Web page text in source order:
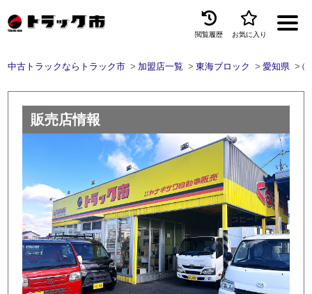
トラック買取
トラック市とは
加盟店一覧
お問い合わせ
お気に入り
閲覧履歴
保存した検索条件
閲覧履歴 お気に入り
中古トラックならトラック市 加盟店一覧 東海ブロック 愛知県
販売店情報